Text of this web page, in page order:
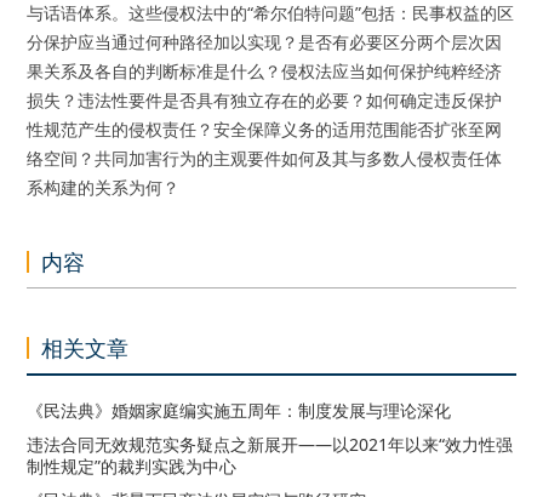
与话语体系。这些侵权法中的“希尔伯特问题”包括：民事权益的区
分保护应当通过何种路径加以实现？是否有必要区分两个层次因
果关系及各自的判断标准是什么？侵权法应当如何保护纯粹经济
损失？违法性要件是否具有独立存在的必要？如何确定违反保护
性规范产生的侵权责任？安全保障义务的适用范围能否扩张至网
络空间？共同加害行为的主观要件如何及其与多数人侵权责任体
系构建的关系为何？
内容
相关文章
《民法典》婚姻家庭编实施五周年：制度发展与理论深化
违法合同无效规范实务疑点之新展开——以2021年以来“效力性强
制性规定”的裁判实践为中心